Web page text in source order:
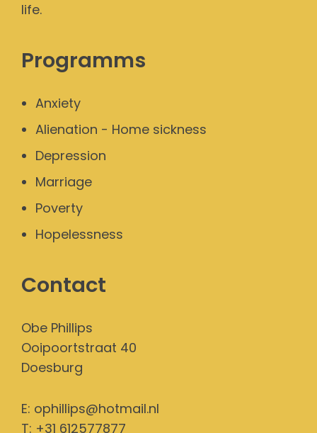
life.
Programms
Anxiety
Alienation - Home sickness
Depression
Marriage
Poverty
Hopelessness
Contact
Obe Phillips
Ooipoortstraat 40
Doesburg
E: ophillips@hotmail.nl
T: +31 612577877